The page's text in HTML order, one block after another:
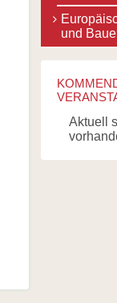
und
Aktuell